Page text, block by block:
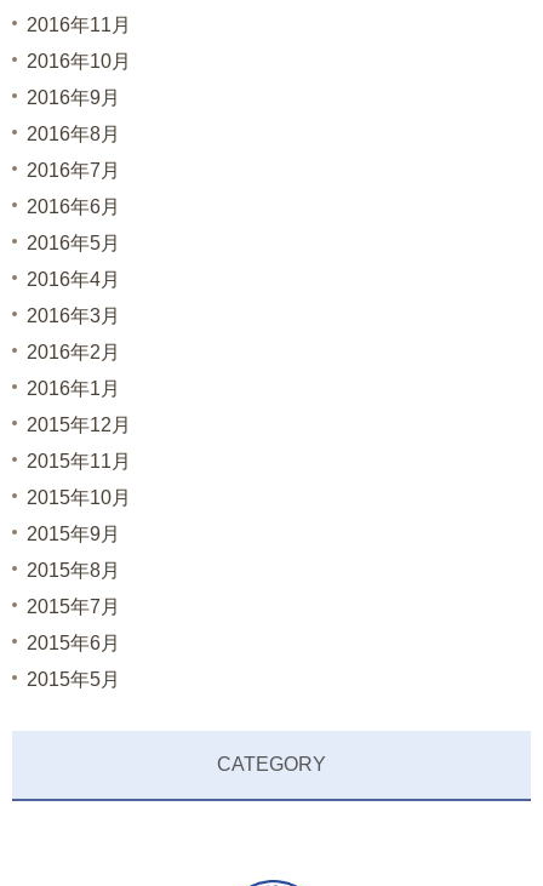
2016年11月
2016年10月
2016年9月
2016年8月
2016年7月
2016年6月
2016年5月
2016年4月
2016年3月
2016年2月
2016年1月
2015年12月
2015年11月
2015年10月
2015年9月
2015年8月
2015年7月
2015年6月
2015年5月
CATEGORY